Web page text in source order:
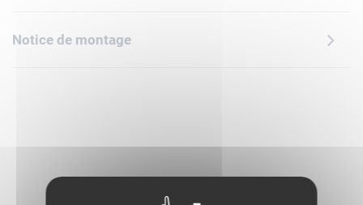
sauver le Tocky et gagner les 3 Anneaux d'or ?Pour plus
d'action, de rapidité et de jeu, les enfants peuvent opter
Notice de montage